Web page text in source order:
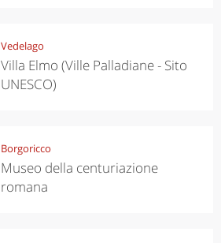
Vedelago
Villa Elmo (Ville Palladiane - Sito
UNESCO)
Borgoricco
Museo della centuriazione
romana